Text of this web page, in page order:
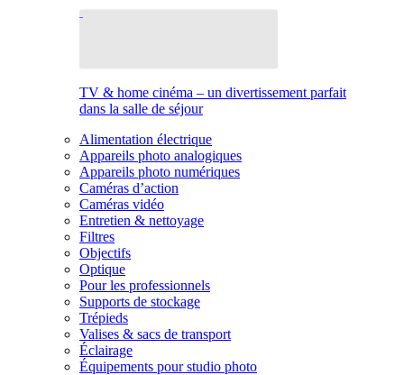
TV & home cinéma – un divertissement parfait
dans la salle de séjour
Alimentation électrique
Appareils photo analogiques
Appareils photo numériques
Caméras d’action
Caméras vidéo
Entretien & nettoyage
Filtres
Objectifs
Optique
Pour les professionnels
Supports de stockage
Trépieds
Valises & sacs de transport
Éclairage
Équipements pour studio photo